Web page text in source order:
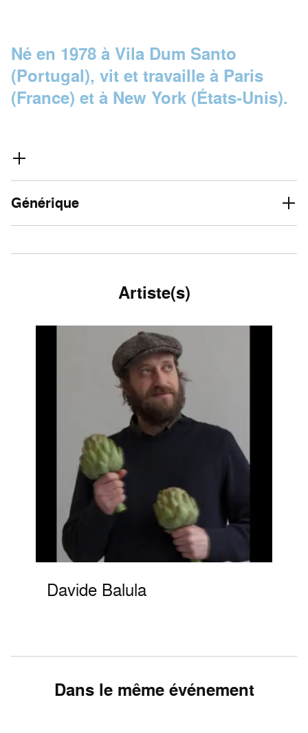
Né en 1978 à Vila Dum Santo
(Portugal), vit et travaille à Paris
(France) et à New York (États-Unis).
Générique
Artiste(s)
Davide Balula
Dans le même événement